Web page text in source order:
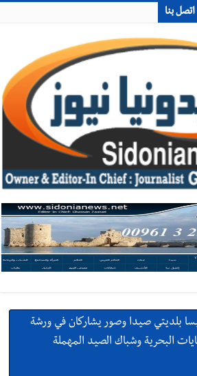
اتصل بنا
برئيس النادي الرياضي مهنئا بإحراز